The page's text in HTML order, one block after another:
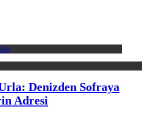
Denizden Sofraya
Adresi